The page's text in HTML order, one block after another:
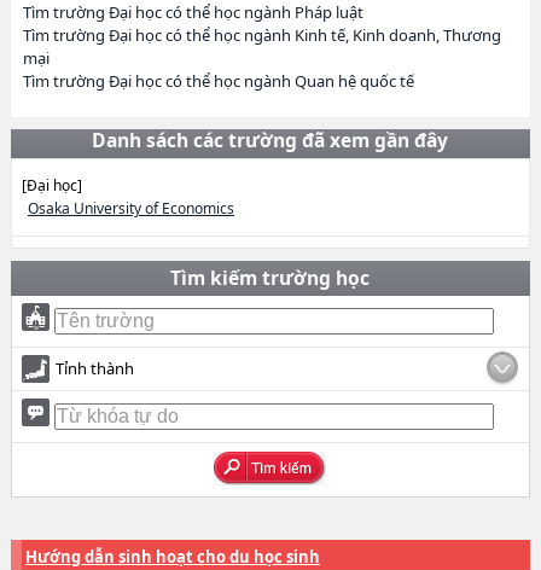
Tìm trường Đại học có thể học ngành Pháp luật
Tìm trường Đại học có thể học ngành Kinh tế, Kinh doanh, Thương
mại
Tìm trường Đại học có thể học ngành Quan hệ quốc tế
Danh sách các trường đã xem gần đây
[Đại học]
Osaka University of Economics
Tìm kiếm trường học
Tỉnh thành
Hướng dẫn sinh hoạt cho du học sinh